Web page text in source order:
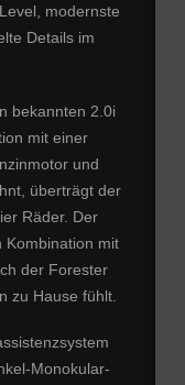
modernste
Details im
bekannten 2.0i
mit einer
und
überträgt der
Räder. Der
Kombination mit
der Forester
zu Hause fühlt.
Monokular-